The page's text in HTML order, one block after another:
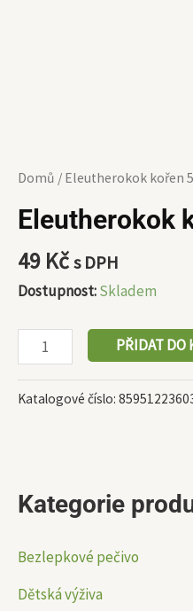
Kategorie
Bezlepkové pečivo
Dětská výživa
Domů / Eleutherokok kořen
Eleutherokok
49 Kčs DPH
Dostupnost:Skladem
PŘIDAT DO
Katalogové číslo: